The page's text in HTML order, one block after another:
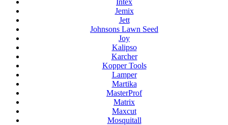
Intex
Jemix
Jett
Johnsons Lawn Seed
Joy
Kalipso
Karcher
Kopper Tools
Lamper
Martika
MasterProf
Matrix
Maxcut
Mosquitall